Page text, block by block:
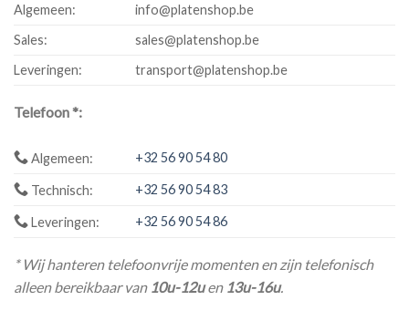
Algemeen:
info@platenshop.be
Sales:
sales@platenshop.be
Leveringen:
transport@platenshop.be
Telefoon *:
Algemeen: +32 56 90 54 80
Technisch: +32 56 90 54 83
Leveringen: +32 56 90 54 86
* Wij hanteren telefoonvrije momenten en zijn telefonisch
alleen bereikbaar van 10u-12uen 13u-16u.